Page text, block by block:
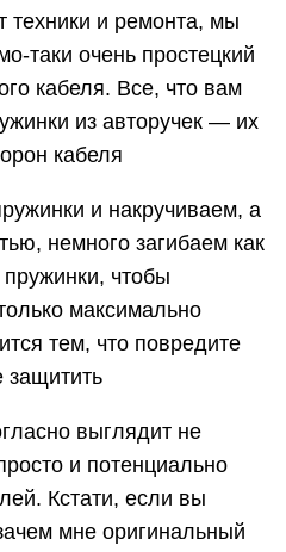
техники и ремонта, мы
таки очень простецкий
кабеля. Все, что вам
из авторучек — их
кабеля
и накручиваем, а
немного загибаем как
чтобы
максимально
тем, что повредите
защитить
выглядит не
и потенциально
Кстати, если вы
мне оригинальный